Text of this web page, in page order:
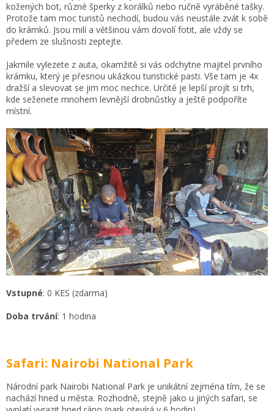
kožených bot, různé šperky z korálků nebo ručně vyráběné tašky.
Protože tam moc turistů nechodí, budou vás neustále zvát k sobě
do krámků. Jsou milí a většinou vám dovolí fotit, ale vždy se
předem ze slušnosti zeptejte.
Jakmile vylezete z auta, okamžitě si vás odchytne majitel prvního
krámku, který je přesnou ukázkou turistické pasti. Vše tam je 4x
dražší a slevovat se jim moc nechce. Určitě je lepší projít si trh,
kde seženete mnohem levnější drobnůstky a ještě podpoříte
místní.
Vstupné: 0 KES (zdarma)
Doba trvání: 1 hodina
Safari: Nairobi National Park
Národní park Nairobi National Park je unikátní zejména tím, že se
nachází hned u města. Rozhodně, stejně jako u jiných safari, se